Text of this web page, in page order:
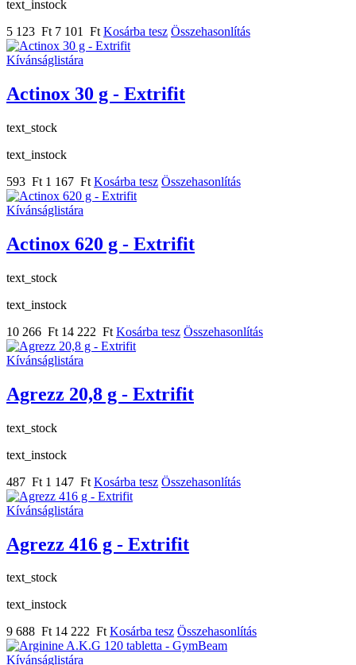
text_instock
5 123 Ft 7 101 Ft Kosárba tesz Összehasonlítás
Kívánságlistára
Actinox 30 g - Extrifit
text_stock
text_instock
593 Ft 1 167 Ft Kosárba tesz Összehasonlítás
Kívánságlistára
Actinox 620 g - Extrifit
text_stock
text_instock
10 266 Ft 14 222 Ft Kosárba tesz Összehasonlítás
Kívánságlistára
Agrezz 20,8 g - Extrifit
text_stock
text_instock
487 Ft 1 147 Ft Kosárba tesz Összehasonlítás
Kívánságlistára
Agrezz 416 g - Extrifit
text_stock
text_instock
9 688 Ft 14 222 Ft Kosárba tesz Összehasonlítás
Kívánságlistára